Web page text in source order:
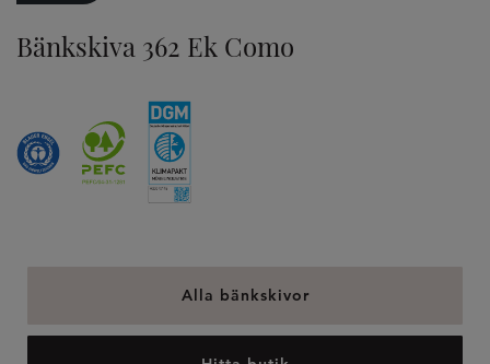
Bänkskiva 362 Ek Como
Alla bänkskivor